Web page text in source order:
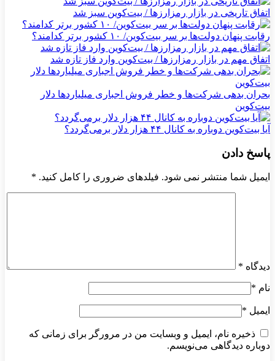
اتفاق تاریخی در بازار رمزارزها / بیت‌کوین سبز شد
رقابت پنهان دولت‌ها بر سر بیت‌کوین/ ۱۰ کشور برتر کدامند؟
اتفاق مهم در بازار رمزارزها / بیت‌کوین وارد فاز تازه شد
بحران بدهی شرکت‌ها و خطر فروش اجباری میلیاردها دلار
بیت‌کوین
آیا بیت‌کوین دوباره به کانال ۴۴ هزار دلار برمی‌گردد؟
پاسخ دادن
ایمیل شما منتشر نمی شود. فیلدهای ضروری را کامل کنید. *
دیدگاه *
نام *
ایمیل *
ذخیره نام، ایمیل و وبسایت من در مرورگر برای زمانی که
دوباره دیدگاهی می‌نویسم.